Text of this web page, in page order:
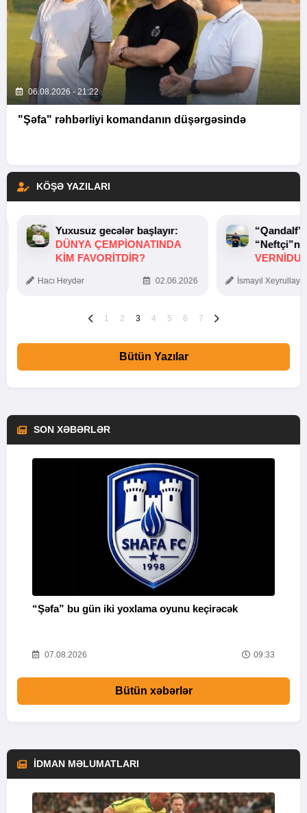
06.08.2026 - 21:22
"Şəfa" rəhbərliyi komandanın düşərgəsində
KÖŞƏ YAZILARI
Yuxusuz gecələr başlayır:
DÜNYA ÇEMPIONATINDA
KIM FAVORITDIR?
Hacı Heydər 02.06.2026 İsmayıl
1 2 3 4 5 6 7
Bütün Yazılar
SON XƏBƏRLƏR
“Şəfa” bu gün iki yoxlama oyunu keçirəcək
07.08.2026 09:33
Bütün xəbərlər
İDMAN MƏLUMATLARI